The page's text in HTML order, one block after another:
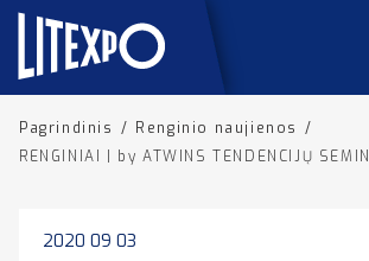
Pagrindinis / Renginio naujienos /
RENGINIAI | by ATWINS TENDENCIJŲ
2020 09 03